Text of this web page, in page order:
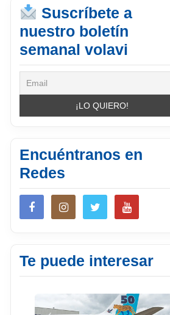
Suscríbete a
nuestro boletín
semanal volavi
Encuéntranos en
Redes
Te puede interesar